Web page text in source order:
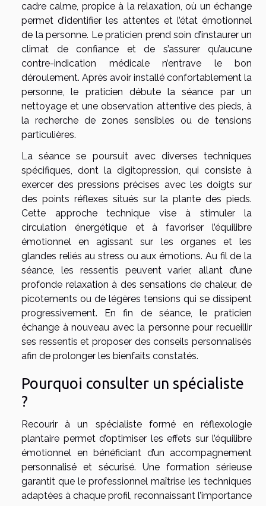
cadre calme, propice à la relaxation, où un échange
permet d’identifier les attentes et l’état émotionnel
de la personne. Le praticien prend soin d’instaurer un
climat de confiance et de s’assurer qu’aucune
contre-indication médicale n’entrave le bon
déroulement. Après avoir installé confortablement la
personne, le praticien débute la séance par un
nettoyage et une observation attentive des pieds, à
la recherche de zones sensibles ou de tensions
particulières.
La séance se poursuit avec diverses techniques
spécifiques, dont la digitopression, qui consiste à
exercer des pressions précises avec les doigts sur
des points réflexes situés sur la plante des pieds.
Cette approche technique vise à stimuler la
circulation énergétique et à favoriser l’équilibre
émotionnel en agissant sur les organes et les
glandes reliés au stress ou aux émotions. Au fil de la
séance, les ressentis peuvent varier, allant d’une
profonde relaxation à des sensations de chaleur, de
picotements ou de légères tensions qui se dissipent
progressivement. En fin de séance, le praticien
échange à nouveau avec la personne pour recueillir
ses ressentis et proposer des conseils personnalisés
afin de prolonger les bienfaits constatés.
Pourquoi consulter un spécialiste
?
Recourir à un spécialiste formé en réflexologie
plantaire permet d’optimiser les effets sur l’équilibre
émotionnel en bénéficiant d’un accompagnement
personnalisé et sécurisé. Une formation sérieuse
garantit que le professionnel maîtrise les techniques
adaptées à chaque profil, reconnaissant l’importance